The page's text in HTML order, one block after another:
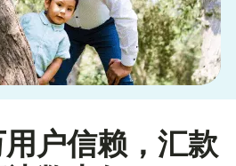
户信赖，汇款